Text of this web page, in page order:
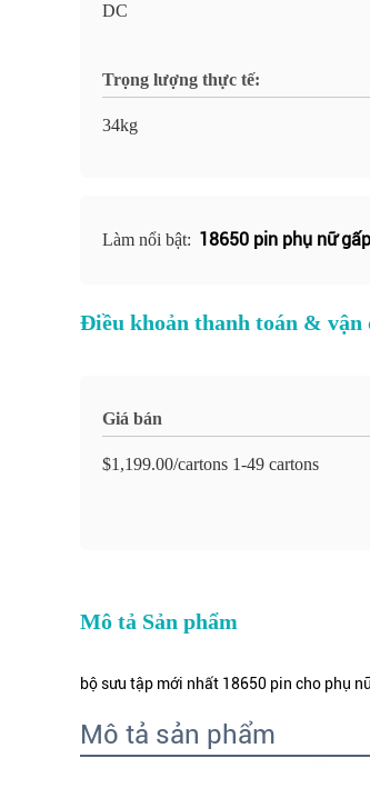
DC
Trọng lượng thực tế:
34kg
Làm nổi bật: 18650 pin phụ nữ
Điều khoản thanh toán & vận
Giá bán
$1,199.00/cartons 1-49 cartons
Mô tả Sản phẩm
bộ sưu tập mới nhất 18650 pin cho phụ
Mô tả sản phẩm